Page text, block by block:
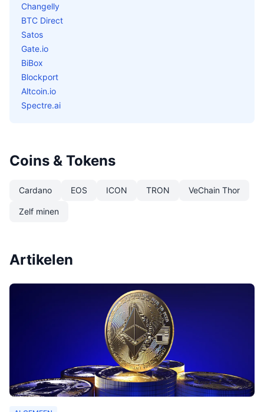
Changelly
BTC Direct
Satos
Gate.io
BiBox
Blockport
Altcoin.io
Spectre.ai
Coins & Tokens
Cardano EOS ICON TRON VeChain Thor
Zelf minen
Artikelen